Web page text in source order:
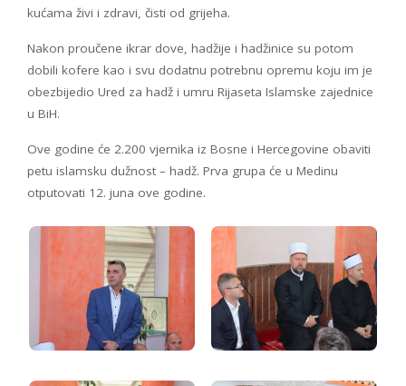
kućama živi i zdravi, čisti od grijeha.
Nakon proučene ikrar dove, hadžije i hadžinice su potom
dobili kofere kao i svu dodatnu potrebnu opremu koju im je
obezbijedio Ured za hadž i umru Rijaseta Islamske zajednice
u BiH.
Ove godine će 2.200 vjernika iz Bosne i Hercegovine obaviti
petu islamsku dužnost – hadž. Prva grupa će u Medinu
otputovati 12. juna ove godine.